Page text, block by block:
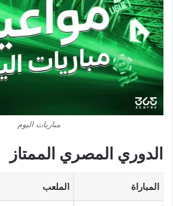
مباريات اليوم
الدوري المصري الممتاز
المباراة الملعب